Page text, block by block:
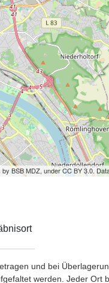
BSB MDZ, under CC BY 3.0.
und bei
werden. Jeder Ort